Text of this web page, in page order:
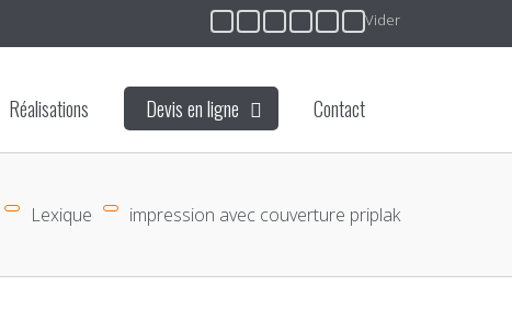
Vider
Réalisations Devis en ligne Contact
Lexique impression avec couverture priplak